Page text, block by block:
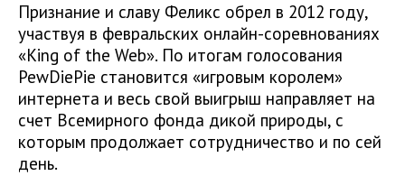
Признание и славу Феликс обрел в 2012 году,
участвуя в февральских онлайн-соревнованиях
«King of the Web». По итогам голосования
PewDiePie становится «игровым королем»
интернета и весь свой выигрыш направляет на
счет Всемирного фонда дикой природы, с
которым продолжает сотрудничество и по сей
день.